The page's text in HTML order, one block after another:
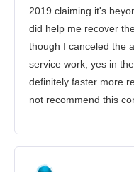
2019 claiming it's
did help me recover
though I canceled the
service work, yes in
definitely faster more
not recommend this